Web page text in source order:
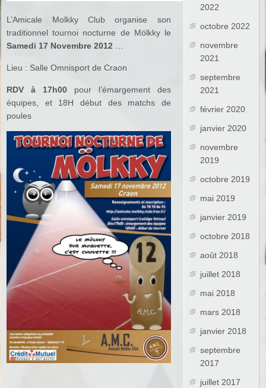
L’Amicale Molkky Club organise son
traditionnel tournoi nocturne de Mölkky le
Samedi 17 Novembre 2012 …
Lieu : Salle Omnisport de Craon
RDV à 17h00 pour l’émargement des
équipes, et 18H début des matchs de
poules
2022
octobre 2022
novembre
2021
septembre
2021
février 2020
janvier 2020
novembre
2019
octobre 2019
mai 2019
janvier 2019
octobre 2018
août 2018
juillet 2018
mai 2018
mars 2018
janvier 2018
septembre
2017
juillet 2017